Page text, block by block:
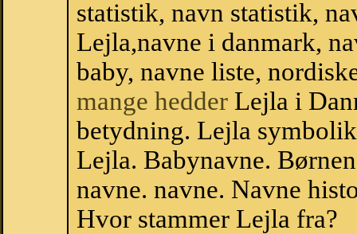
statistik, navn statistik,
Lejla,navne i danmark,
baby, navne liste,
mange hedder Lejla i
betydning. Lejla
Lejla. Babynavne.
navne. navne. Navne
Hvor stammer Lejla fra?